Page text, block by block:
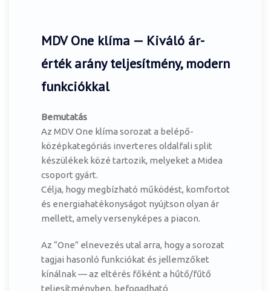
MDV One klíma — Kiváló ár-
érték arány teljesítmény, modern
funkciókkal
Bemutatás
Az MDV One klíma sorozat a belépő-
középkategóriás inverteres oldalfali split
készülékek közé tartozik, melyeket a Midea
csoport gyárt.
Célja, hogy megbízható működést, komfortot
és energiahatékonyságot nyújtson olyan ár
mellett, amely versenyképes a piacon.
Az “One” elnevezés utal arra, hogy a sorozat
tagjai hasonló funkciókat és jellemzőket
kínálnak — az eltérés főként a hűtő/fűtő
teljesítményben, befogadható